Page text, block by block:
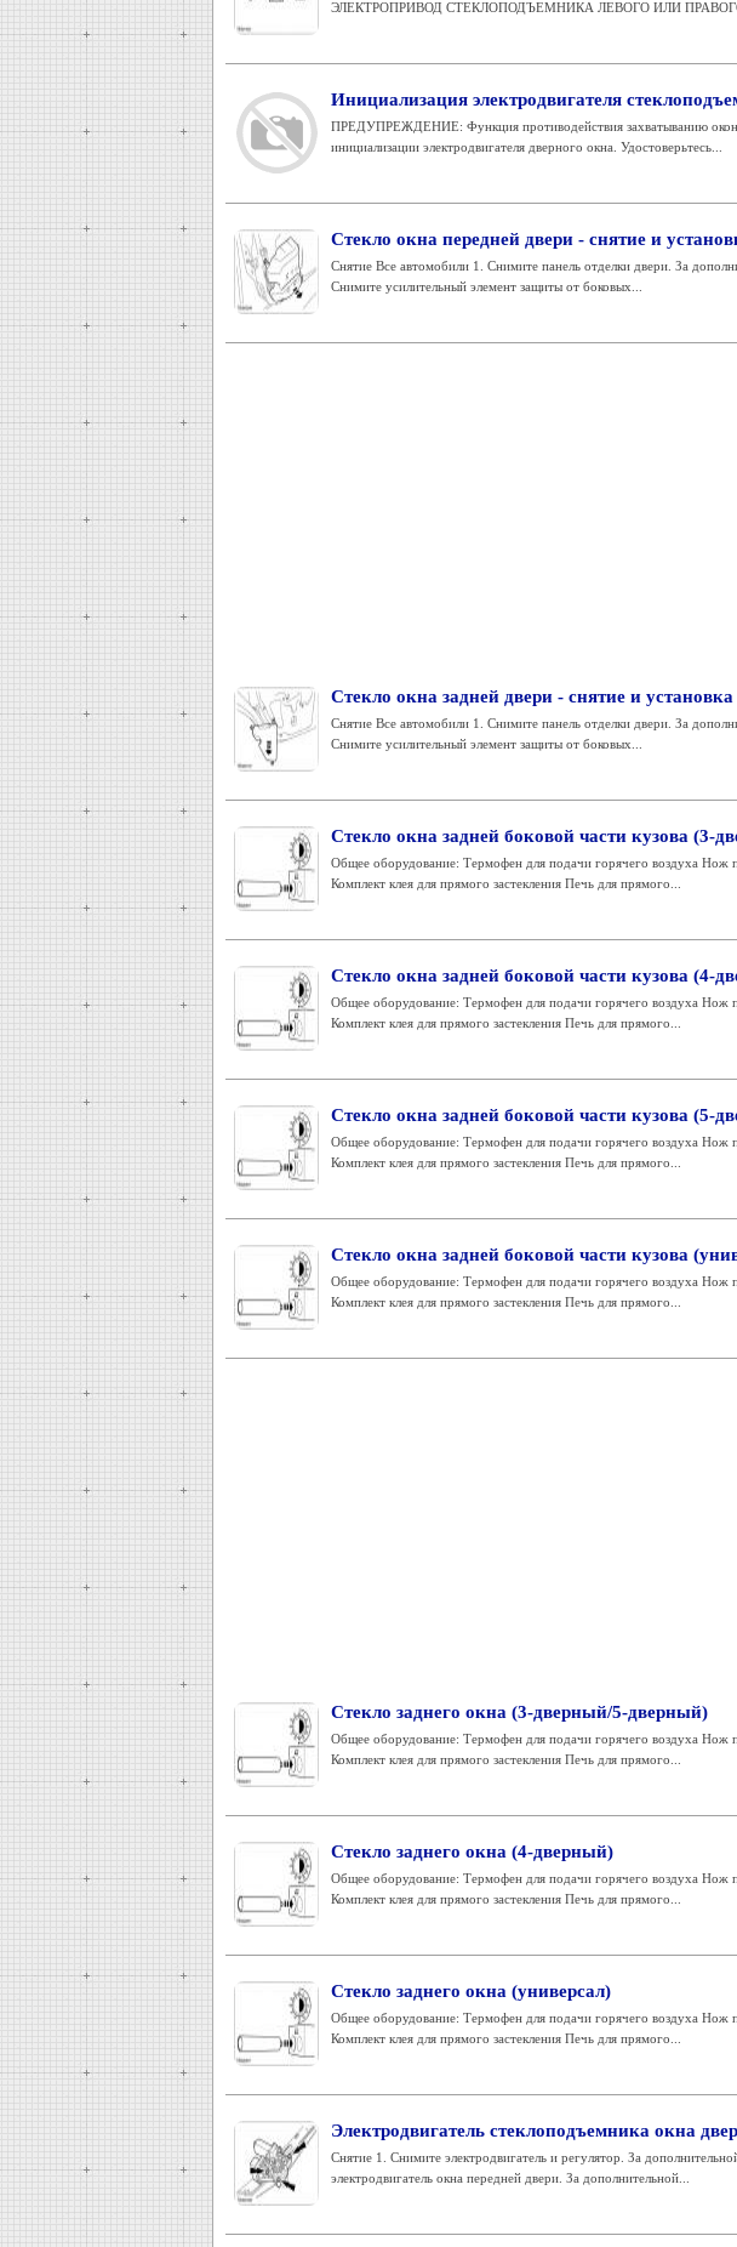
ЭЛЕКТРОПРИВОД СТЕКЛОПОДЪЕМНИКА ЛЕВОГО ИЛИ
Инициализация электродвигателя
ПРЕДУПРЕЖДЕНИЕ: Функция противодействия захватыванию окон
инициализации электродвигателя дверного окна. Удостоверьтесь...
Стекло окна передней двери - снятие и
Снятие Все автомобили 1. Снимите панель отделки двери. За
Снимите усилительный элемент защиты от боковых...
Стекло окна задней двери - снятие и установка
Снятие Все автомобили 1. Снимите панель отделки двери. За
Снимите усилительный элемент защиты от боковых...
Стекло окна задней боковой части кузова (3-
Общее оборудование: Термофен для подачи горячего воздуха Нож
Комплект клея для прямого застекления Печь для прямого...
Стекло окна задней боковой части кузова (4-
Общее оборудование: Термофен для подачи горячего воздуха Нож
Комплект клея для прямого застекления Печь для прямого...
Стекло окна задней боковой части кузова (5-
Общее оборудование: Термофен для подачи горячего воздуха Нож
Комплект клея для прямого застекления Печь для прямого...
Стекло окна задней боковой части кузова
Общее оборудование: Термофен для подачи горячего воздуха Нож
Комплект клея для прямого застекления Печь для прямого...
Стекло заднего окна (3-дверный/5-дверный)
Общее оборудование: Термофен для подачи горячего воздуха Нож
Комплект клея для прямого застекления Печь для прямого...
Стекло заднего окна (4-дверный)
Общее оборудование: Термофен для подачи горячего воздуха Нож
Комплект клея для прямого застекления Печь для прямого...
Стекло заднего окна (универсал)
Общее оборудование: Термофен для подачи горячего воздуха Нож
Комплект клея для прямого застекления Печь для прямого...
Электродвигатель стеклоподъемника окна
Снятие 1. Снимите электродвигатель и регулятор. За
электродвигатель окна передней двери. За дополнительной...